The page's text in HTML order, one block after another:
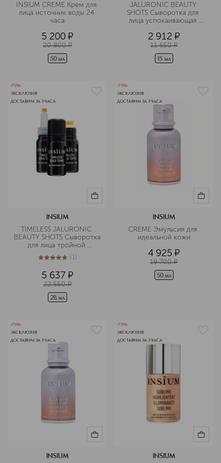
INSIUM CREME Крем для
лица источник воды 24
часа
5 200 ¤
20 800 ¤
50 мл
JALURONIC BEAUTY
SHOTS Сыворотка для
лица успокаивающая
2 912 ¤
11 650 ¤
15 мл
-75%
ЭКСКЛЮЗИВ
ДОСТАВИМ ЗА 3 ЧАСА
INSIUM
TIMELESS JALURONIC
BEAUTY SHOTS Сыворотка
для лица тройной
антиоксидант бустер
5из 51 (1)
5 637 ¤
22 550 ¤
28 мл
-75%
ЭКСКЛЮЗИВ
ДОСТАВИМ ЗА 3 ЧАСА
INSIUM
CREME Эмульсия для
идеальной кожи
4 925 ¤
19 700 ¤
50 мл
-75%
ЭКСКЛЮЗИВ
ДОСТАВИМ ЗА 3 ЧАСА
INSIUM
-75%
ЭКСКЛЮЗИВ
ДОСТАВИМ ЗА 3 ЧАСА
INSIUM